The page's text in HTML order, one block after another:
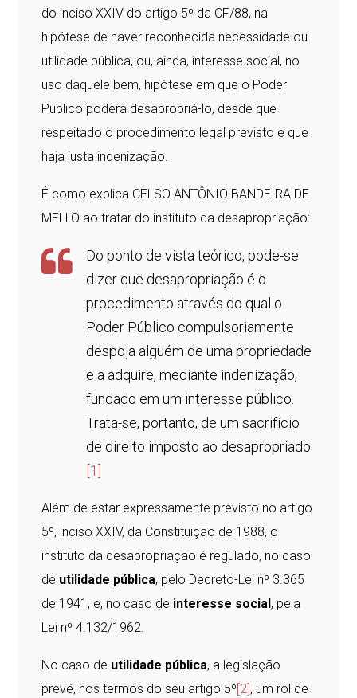
do inciso XXIV do artigo 5º da CF/88, na
hipótese de haver reconhecida necessidade ou
utilidade pública, ou, ainda, interesse social, no
uso daquele bem, hipótese em que o Poder
Público poderá desapropriá-lo, desde que
respeitado o procedimento legal previsto e que
haja justa indenização.
É como explica CELSO ANTÔNIO BANDEIRA DE
MELLO ao tratar do instituto da desapropriação:
Do ponto de vista teórico, pode-se
dizer que desapropriação é o
procedimento através do qual o
Poder Público compulsoriamente
despoja alguém de uma propriedade
e a adquire, mediante indenização,
fundado em um interesse público.
Trata-se, portanto, de um sacrifício
de direito imposto ao desapropriado.
[1]
Além de estar expressamente previsto no artigo
5º, inciso XXIV, da Constituição de 1988, o
instituto da desapropriação é regulado, no caso
de utilidade pública, pelo Decreto-Lei nº 3.365
de 1941, e, no caso de interesse social , pela
Lei nº 4.132/1962.
No caso de utilidade pública, a legislação
prevê, nos termos do seu artigo 5º [2] , um rol de